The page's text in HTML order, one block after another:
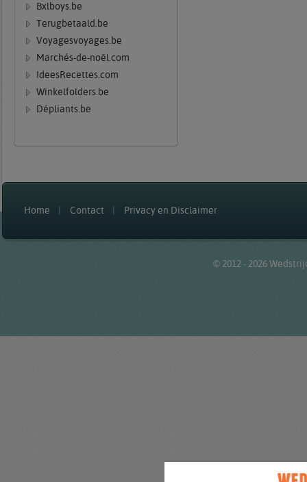
Bxlboys.be
Terugbetaald.be
Voyagesvoyages.be
Marchés-de-noël.com
IdeesRecettes.com
Winkelfolders.be
Dépliants.be
Home Contact Privacy en Disclaimer
© 2012 - 2026